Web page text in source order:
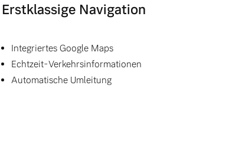
Erstklassige Navigation
Integriertes Google Maps
Echtzeit-Verkehrsinformationen
Automatische Umleitung